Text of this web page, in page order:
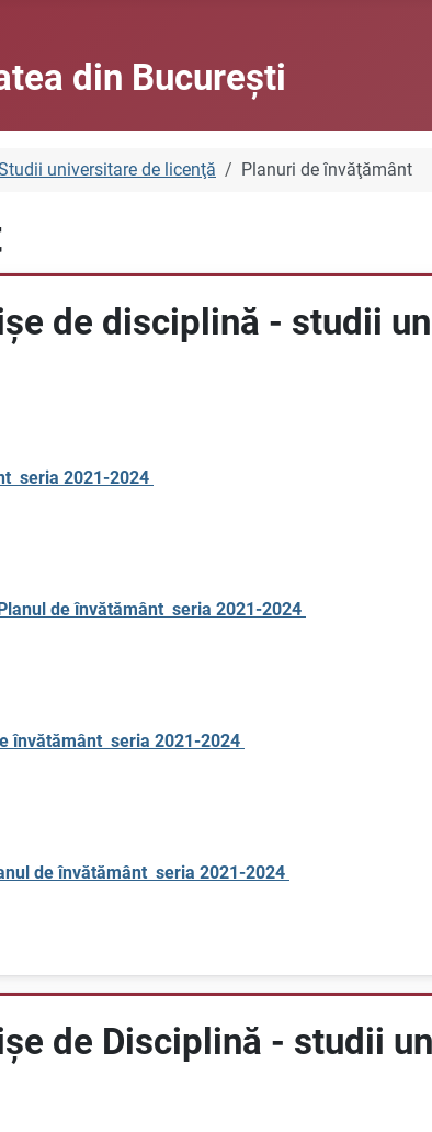
din Bucureşti
universitare de licenţă Planuri de învăţământ
de disciplină - studii
seria 2021-2024
de învătământ seria 2021-2024
învătământ seria 2021-2024
de învătământ seria 2021-2024
de Disciplină - studii